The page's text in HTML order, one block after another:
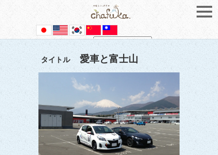
Powered by Translate
タイトル 愛車と富士山